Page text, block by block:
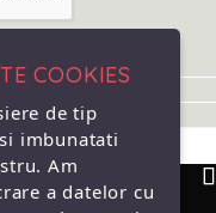
COOKIES
de tip
imbunatati
Am
a datelor cu